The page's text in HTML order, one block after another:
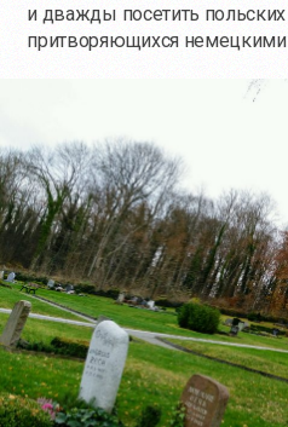
и дважды посетить
притворяющихся